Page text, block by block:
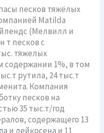
песков тяжёлых
Matilda
(Мелвилл и
т песков с
тяжелых
содержании 1%, в том
рутила, 24 тыс.т
Компания
песков на
35 тыс.т/год
содержащего 13
и лейкосена и 11